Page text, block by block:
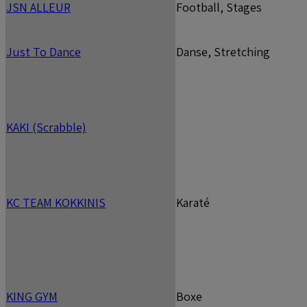
JSN ALLEUR Football, Stages
Just To Dance Danse, Stretching
KAKI (Scrabble)
KC TEAM KOKKINIS Karaté
KING GYM Boxe